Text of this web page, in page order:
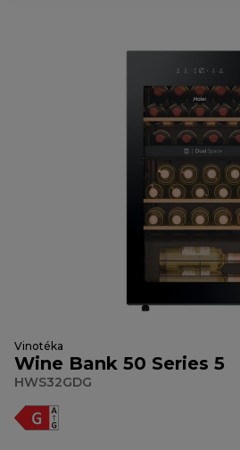
Vinotéka
Wine Bank 50 Series 5
HWS32GDG